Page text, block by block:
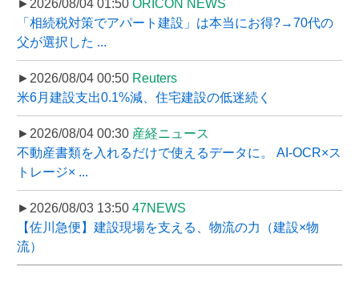
►2026/08/04 01:50 ORICON NEWS
「相続税対策でアパート建設」は本当にお得?→70代の
父が選択した ...
►2026/08/04 00:50 Reuters
米6月建設支出0.1%減、住宅建設の低迷続く
►2026/08/04 00:30 産経ニュース
不動産書類を入れるだけで使えるデータに。 AI-OCR×ス
トレージ× ...
►2026/08/03 13:50 47NEWS
【佐川急便】建設現場を支える、物流の力（建設×物
流）